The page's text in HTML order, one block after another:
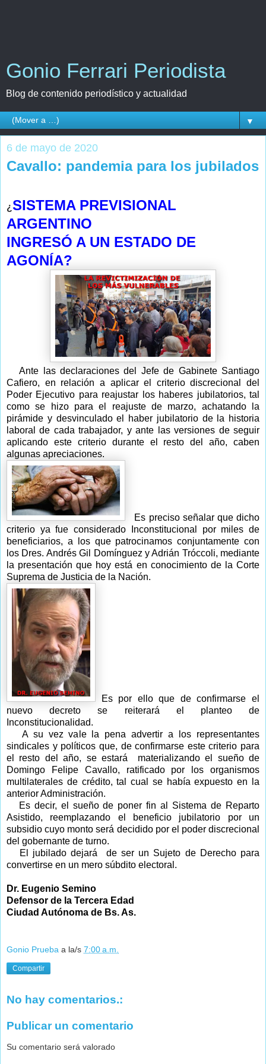
Gonio Ferrari Periodista
Blog de contenido periodístico y actualidad
▼
6 de mayo de 2020
Cavallo: pandemia para los jubilados
¿SISTEMA PREVISIONAL
ARGENTINO
INGRESÓ A UN ESTADO DE
AGONÍA?
Ante las declaraciones del Jefe de Gabinete Santiago
Cafiero, en relación a aplicar el criterio discrecional del
Poder Ejecutivo para reajustar los haberes jubilatorios, tal
como se hizo para el reajuste de marzo, achatando la
pirámide y desvinculado el haber jubilatorio de la historia
laboral de cada trabajador, y ante las versiones de seguir
aplicando este criterio durante el resto del año, caben
algunas apreciaciones.
Es preciso señalar que dicho
criterio ya fue considerado Inconstitucional por miles de
beneficiarios, a los que patrocinamos conjuntamente con
los Dres. Andrés Gil Domínguez y Adrián Tróccoli, mediante
la presentación que hoy está en conocimiento de la Corte
Suprema de Justicia de la Nación.
Es por ello que de confirmarse el
nuevo decreto se reiterará el planteo de
Inconstitucionalidad.
A su vez vale la pena advertir a los representantes
sindicales y políticos que, de confirmarse este criterio para
el resto del año, se estará materializando el sueño de
Domingo Felipe Cavallo, ratificado por los organismos
multilaterales de crédito, tal cual se había expuesto en la
anterior Administración.
Es decir, el sueño de poner fin al Sistema de Reparto
Asistido, reemplazando el beneficio jubilatorio por un
subsidio cuyo monto será decidido por el poder discrecional
del gobernante de turno.
El jubilado dejará de ser un Sujeto de Derecho para
convertirse en un mero súbdito electoral.
Dr. Eugenio Semino
Defensor de la Tercera Edad
Ciudad Autónoma de Bs. As.
Gonio Prueba a la/s 7:00 a.m.
Compartir
No hay comentarios.:
Publicar un comentario
Su comentario será valorado